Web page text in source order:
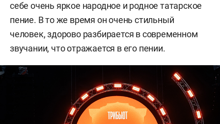
себе очень яркое народное и родное татарское
пение. В то же время он очень стильный
человек, здорово разбирается в современном
звучании, что отражается в его пении.